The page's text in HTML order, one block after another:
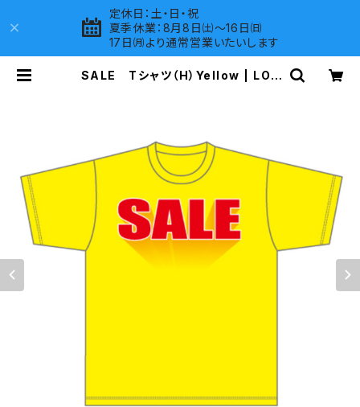
定休日：土・日・祝
夏季休業：8月8日㈯～16日㈰
17日㈪より通常営業いたいします
SALE Tシャツ（H）Yellow | LOV